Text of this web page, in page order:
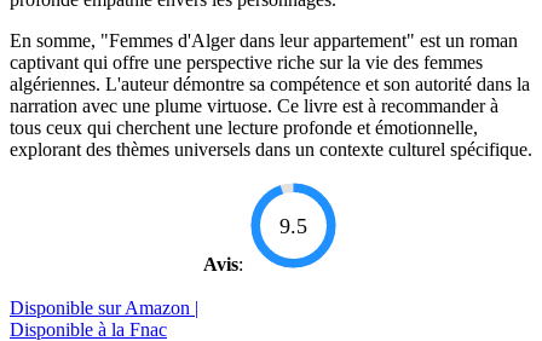
En somme, "Femmes d'Alger dans leur appartement" est un roman
captivant qui offre une perspective riche sur la vie des femmes
algériennes. L'auteur démontre sa compétence et son autorité dans la
narration avec une plume virtuose. Ce livre est à recommander à
tous ceux qui cherchent une lecture profonde et émotionnelle,
explorant des thèmes universels dans un contexte culturel spécifique.
Avis:
9.5
Disponible sur Amazon |
Disponible à la Fnac